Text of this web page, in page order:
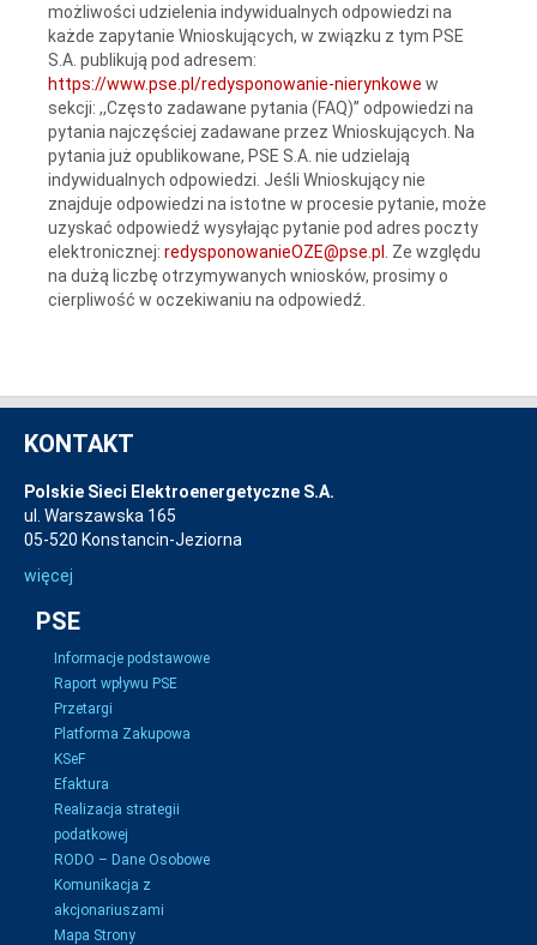
możliwości udzielenia indywidualnych odpowiedzi na
każde zapytanie Wnioskujących, w związku z tym PSE
S.A. publikują pod adresem:
https://www.pse.pl/redysponowanie-nierynkowe w
sekcji: ,,Często zadawane pytania (FAQ)” odpowiedzi na
pytania najczęściej zadawane przez Wnioskujących. Na
pytania już opublikowane, PSE S.A. nie udzielają
indywidualnych odpowiedzi. Jeśli Wnioskujący nie
znajduje odpowiedzi na istotne w procesie pytanie, może
uzyskać odpowiedź wysyłając pytanie pod adres poczty
elektronicznej: redysponowanieOZE@pse.pl
. Ze względu
na dużą liczbę otrzymywanych wniosków, prosimy o
cierpliwość w oczekiwaniu na odpowiedź.
KONTAKT
Polskie Sieci Elektroenergetyczne S.A.
ul. Warszawska 165
05-520 Konstancin-Jeziorna
więcej
PSE
Informacje podstawowe
Raport wpływu PSE
Przetargi
Platforma Zakupowa
KSeF
Efaktura
Realizacja strategii
podatkowej
RODO – Dane Osobowe
Komunikacja z
akcjonariuszami
Mapa Strony